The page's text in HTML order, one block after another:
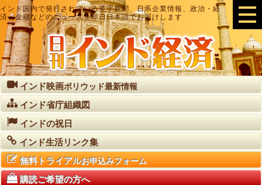
インド国内で発行されている英字新聞、日系企業情報、政治・経
済・金融などのニュースを即日日本語でお届けします
インド映画ボリウッド最新情報
インド省庁組織図
インドの祝日
インド生活リンク集
無料トライアルお申込みフォーム
購読ご希望の方へ